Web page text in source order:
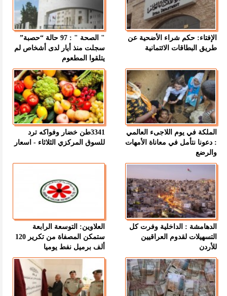
الإفتاء: حكم شراء الأضحية عن
طريق البطاقات الائتمانية
" الصحة " : 97 حالة “حصبة”
سجلت منذ أيار لدى أشخاص لم
يتلقوا المطعوم
الملكة في يوم اللاجىء العالمي
: دعونا نتأمل في معاناة الأمهات
والرضع
3341طن خضار وفواكه ترد
للسوق المركزي الثلاثاء - اسعار
الدهامشة : الداخلية وفرت كل
التسهيلات لقدوم العراقيين
للأردن
العلاوين: التوسعة الرابعة
ستمكن المصفاة من تكرير 120
ألف برميل نفط يوميا